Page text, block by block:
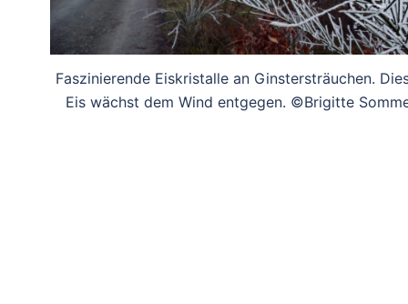
Faszinierende Eiskristalle an Ginstersträuchen.
Eis wächst dem Wind entgegen. ©Brigitte